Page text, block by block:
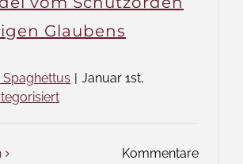
Glaubens
| Januar 1st,
Kommentare